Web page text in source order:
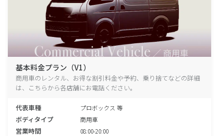
基本料金プラン（V1）
商用車のレンタル、お得な割引料金や予約、乗り捨てなどの詳細
は、こちらから各店舗にお電話ください。
代表車種 プロボックス 等
ボディタイプ 商用車
営業時間 08:00-20:00